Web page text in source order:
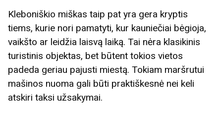
Kleboniškio miškas taip pat yra gera kryptis
tiems, kurie nori pamatyti, kur kauniečiai bėgioja,
vaikšto ar leidžia laisvą laiką. Tai nėra klasikinis
turistinis objektas, bet būtent tokios vietos
padeda geriau pajusti miestą. Tokiam maršrutui
mašinos nuoma gali būti praktiškesnė nei keli
atskiri taksi užsakymai.